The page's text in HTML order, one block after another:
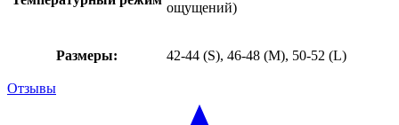
ощущений)
Размеры: 42-44 (S), 46-48 (M), 50-52 (L)
Отзывы